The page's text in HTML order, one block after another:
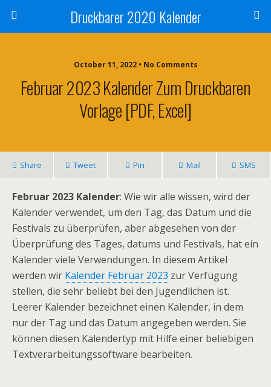
Druckbarer 2020 Kalender
October 11, 2022 • No Comments
Februar 2023 Kalender Zum Druckbaren
Vorlage [PDF, Excel]
Share Tweet Pin Mail SMS
Februar 2023 Kalender: Wie wir alle wissen, wird der
Kalender verwendet, um den Tag, das Datum und die
Festivals zu überprüfen, aber abgesehen von der
Überprüfung des Tages, datums und Festivals, hat ein
Kalender viele Verwendungen. In diesem Artikel
werden wir Kalender Februar 2023 zur Verfügung
stellen, die sehr beliebt bei den Jugendlichen ist.
Leerer Kalender bezeichnet einen Kalender, in dem
nur der Tag und das Datum angegeben werden. Sie
können diesen Kalendertyp mit Hilfe einer beliebigen
Textverarbeitungssoftware bearbeiten.